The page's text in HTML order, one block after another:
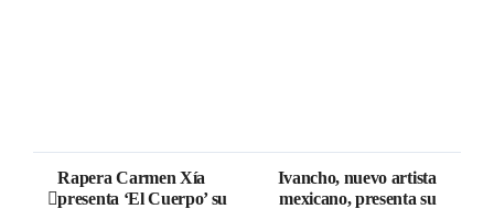
Rapera Carmen Xía
presenta ‘El Cuerpo’ su
Ivancho, nuevo artista
mexicano, presenta su